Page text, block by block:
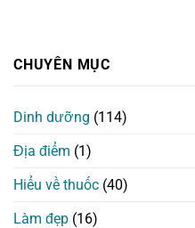
CHUYÊN MỤC
Dinh dưỡng (114)
Địa điểm (1)
Hiểu về thuốc (40)
Làm đẹp (16)